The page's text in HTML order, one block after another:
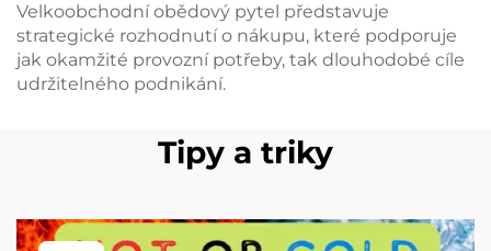
Velkoobchodní obědový pytel představuje
strategické rozhodnutí o nákupu, které podporuje
jak okamžité provozní potřeby, tak dlouhodobé cíle
udržitelného podnikání.
Tipy a triky